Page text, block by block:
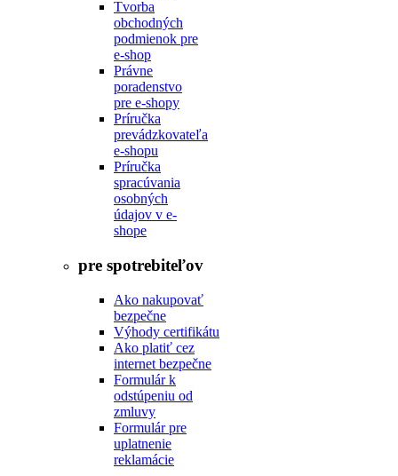
Tvorba
obchodných
podmienok pre
e-shop
Právne
poradenstvo
pre e-shopy
Príručka
prevádzkovateľa
e-shopu
Príručka
spracúvania
osobných
údajov v e-
shope
pre spotrebiteľov
Ako nakupovať
bezpečne
Výhody certifikátu
Ako platiť cez
internet bezpečne
Formulár k
odstúpeniu od
zmluvy
Formulár pre
uplatnenie
reklamácie